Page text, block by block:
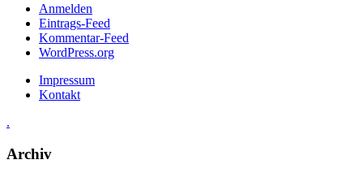
Anmelden
Eintrags-Feed
Kommentar-Feed
WordPress.org
Impressum
Kontakt
.
Archiv